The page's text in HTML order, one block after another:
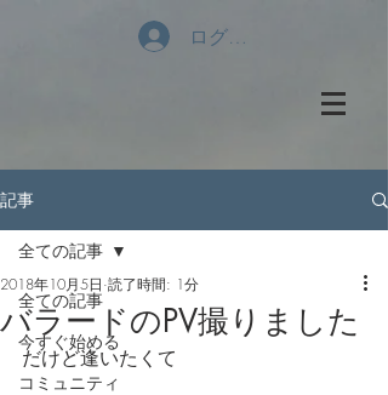
ログイン
記事
全ての記事
今すぐ始める
コミュニティ
全ての記事
バラードのPV撮りました
2018年10月5日 読了時間: 1分
だけど逢いたくて